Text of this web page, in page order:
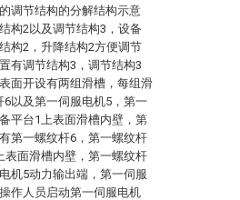
调节结构的分解结构示意
构2以及调节结构3，设备
构2，升降结构2方便调节
有调节结构3，调节结构3
面开设有两组滑槽，每组滑
以及第一伺服电机5，第一
平台1上表面滑槽内壁，第
第一螺纹杆6，第一螺纹杆
表面滑槽内壁，第一螺纹杆
机5动力输出端，第一伺服
作人员启动第一伺服电机